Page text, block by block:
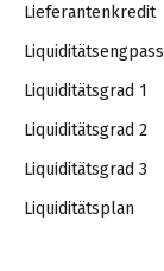
Lieferantenkredit
Liquiditätsengpass
Liquiditätsgrad 1
Liquiditätsgrad 2
Liquiditätsgrad 3
Liquiditätsplan